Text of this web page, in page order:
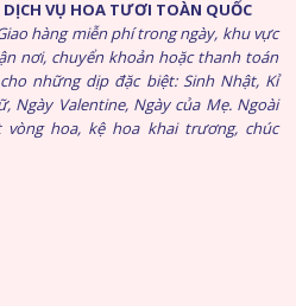
VỤ HOA TƯƠI TOÀN QUỐC
hàng miễn phí trong ngày, khu vực
nơi, chuyển khoản hoặc thanh toán
những dịp đặc biệt: Sinh Nhật, Kỉ
Ngày Valentine, Ngày của Mẹ. Ngoài
hoa, kệ hoa khai trương, chúc